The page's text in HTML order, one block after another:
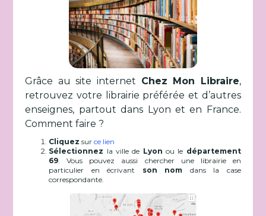
Grâce au site internet Chez Mon Libraire,
retrouvez votre librairie préférée et d’autres
enseignes, partout dans Lyon et en France.
Comment faire ?
Cliquez surce lien
Sélectionnez la ville de Lyon ou le département
69. Vous pouvez aussi chercher une librairie en
particulier en écrivant son nom dans la case
correspondante.